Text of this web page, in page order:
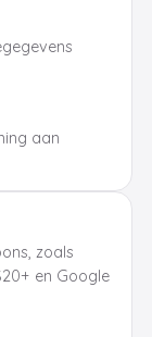
aan
zoals
en Google